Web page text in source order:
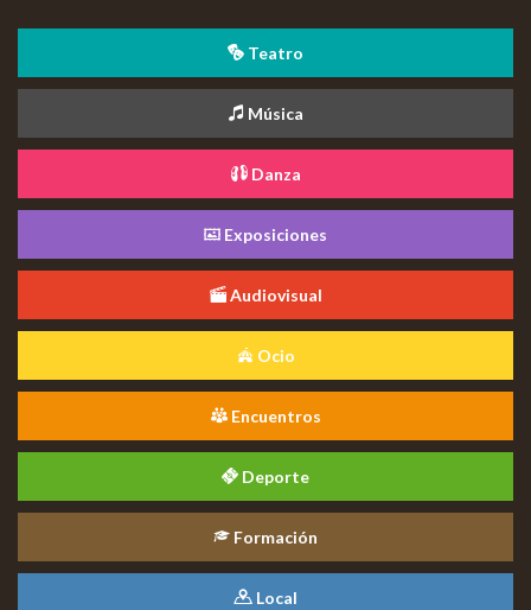
Teatro
Música
Danza
Exposiciones
Audiovisual
Ocio
Encuentros
Deporte
Formación
Local